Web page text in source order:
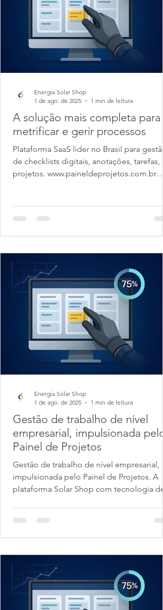
A solução mais completa para
metrificar e gerir processos
Plataforma SaaS líder no Brasil para gestão
de checklists digitais, anotações, tarefas,
projetos. www.paineldeprojetos.com.br
Energia Solar Shop
1 de ago. de 2025
1 min de leitura
Gestão de trabalho de nível
empresarial, impulsionada pelo
Painel de Projetos
Gestão de trabalho de nível empresarial,
impulsionada pelo Painel de Projetos. A
plataforma Solar Shop com tecnologia de
Energia Solar Shop
1 de ago. de 2025
1 min de leitura